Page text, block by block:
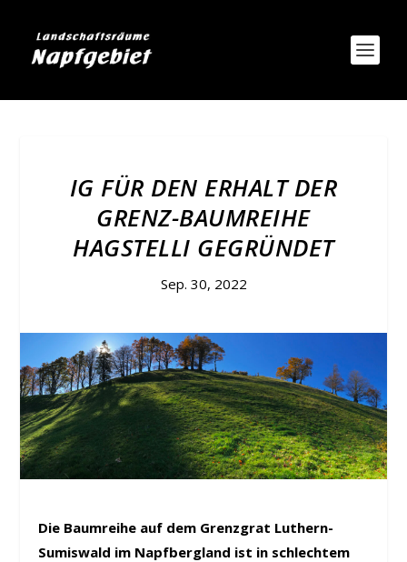
IG FÜR DEN ERHALT DER
GRENZ-BAUMREIHE
HAGSTELLI GEGRÜNDET
Sep. 30, 2022
Die Baumreihe auf dem Grenzgrat Luthern-
Sumiswald im Napfbergland ist in schlechtem